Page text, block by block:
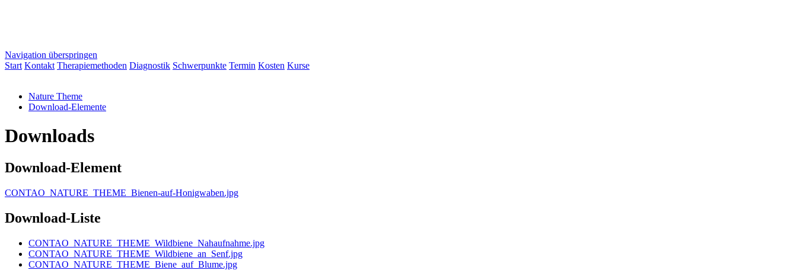
Navigation überspringen
Start Kontakt Therapiemethoden Diagnostik Schwerpunkte Termin Kosten Kurse
Nature Theme
Download-Elemente
Downloads
Download-Element
CONTAO_NATURE_THEME_Bienen-auf-Honigwaben.jpg
Download-Liste
CONTAO_NATURE_THEME_Wildbiene_Nahaufnahme.jpg
CONTAO_NATURE_THEME_Wildbiene_an_Senf.jpg
CONTAO_NATURE_THEME_Biene_auf_Blume.jpg